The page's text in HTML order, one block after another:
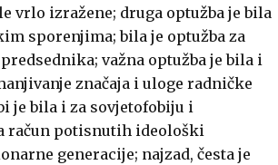
vrlo izražene; druga optužba je bila
sporenjima; bila je optužba za
važna optužba je bila i
značaja i uloge radničke
je bila i za sovjetofobiju i
račun potisnutih ideološki
generacije; najzad, česta je